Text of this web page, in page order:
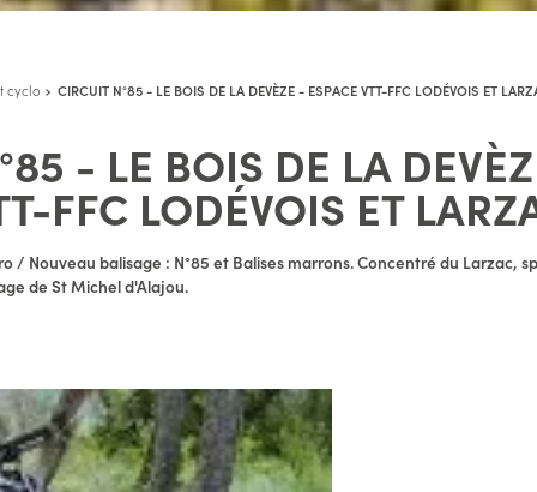
cyclo CIRCUIT N°85 - LE BOIS DE LA DEVÈZE - ESPACE VTT-FFC LODÉVOIS ET
- LE BOIS DE LA
FFC LODÉVOIS ET
/ Nouveau balisage : N°85 et Balises marrons. Concentré du Larzac,
de St Michel d'Alajou.